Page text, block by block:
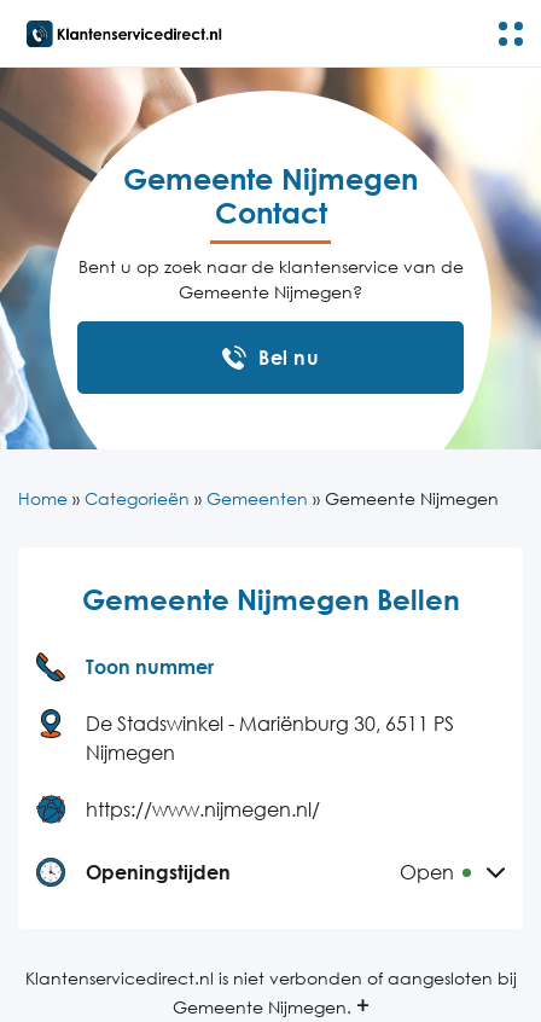
Gemeente Nijmegen
Contact
Bent u op zoek naar de klantenservice van de
Gemeente Nijmegen?
Bel nu
Home » Categorieën » Gemeenten » Gemeente Nijmegen
Gemeente Nijmegen Bellen
Toon nummer
De Stadswinkel - Mariënburg 30, 6511 PS
Nijmegen
https://www.nijmegen.nl/
Openingstijden Open
Dinsdag
09:00-17:00
Klantenservicedirect.nl is niet verbonden of aangesloten bij
Gemeente Nijmegen.